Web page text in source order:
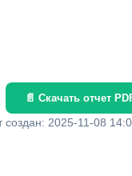
📄 Скачать отчет
создан: 2025-11-08